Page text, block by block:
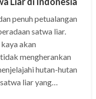
penuh petualangan
satwa liar.
akan
mengherankan
hutan-hutan
liar yang…